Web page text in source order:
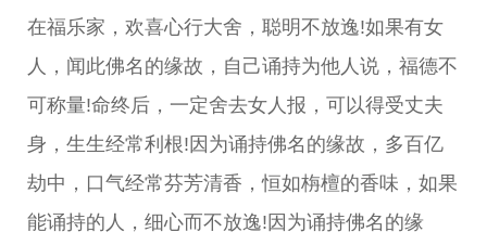
在福乐家，欢喜心行大舍，聪明不放逸!如果有女
人，闻此佛名的缘故，自己诵持为他人说，福德不
可称量!命终后，一定舍去女人报，可以得受丈夫
身，生生经常利根!因为诵持佛名的缘故，多百亿
劫中，口气经常芬芳清香，恒如栴檀的香味，如果
能诵持的人，细心而不放逸!因为诵持佛名的缘